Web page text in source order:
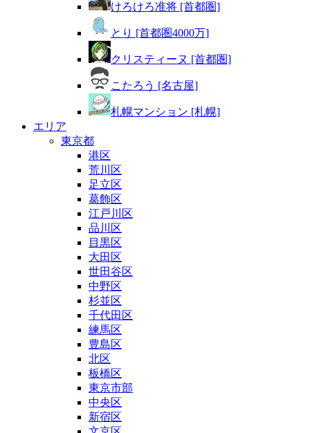
けろけろ准将 [首都圏]
とり [首都圏4000万]
クリスティーヌ [首都圏]
こたろう [名古屋]
札幌マンション [札幌]
エリア
東京都
港区
荒川区
足立区
葛飾区
江戸川区
品川区
目黒区
大田区
世田谷区
中野区
杉並区
千代田区
練馬区
豊島区
北区
板橋区
東京市部
中央区
新宿区